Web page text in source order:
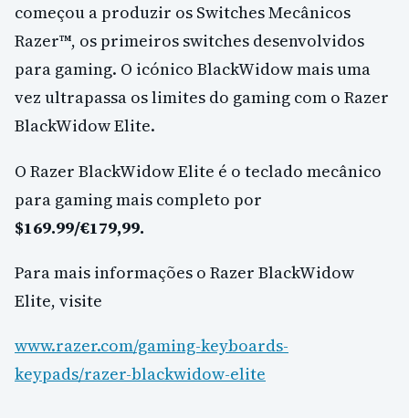
começou a produzir os Switches Mecânicos
Razer™, os primeiros switches desenvolvidos
para gaming. O icónico BlackWidow mais uma
vez ultrapassa os limites do gaming com o Razer
BlackWidow Elite.
O Razer BlackWidow Elite é o teclado mecânico
para gaming mais completo por
$169.99/€179,99.
Para mais informações o Razer BlackWidow
Elite, visite
www.razer.com/gaming-keyboards-
keypads/razer-blackwidow-elite